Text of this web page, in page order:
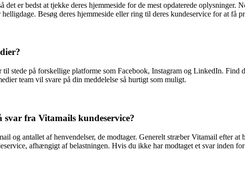
det er bedst at tjekke deres hjemmeside for de mest opdaterede
Besøg deres hjemmeside eller ring til deres kundeservice for at få
stede på forskellige platforme som Facebook, Instagram og LinkedIn. Find
team vil svare på din meddelelse så hurtigt som muligt.
fra Vitamails kundeservice?
og antallet af henvendelser, de modtager. Generelt stræber Vitamail efter
afhængigt af belastningen. Hvis du ikke har modtaget et svar inden